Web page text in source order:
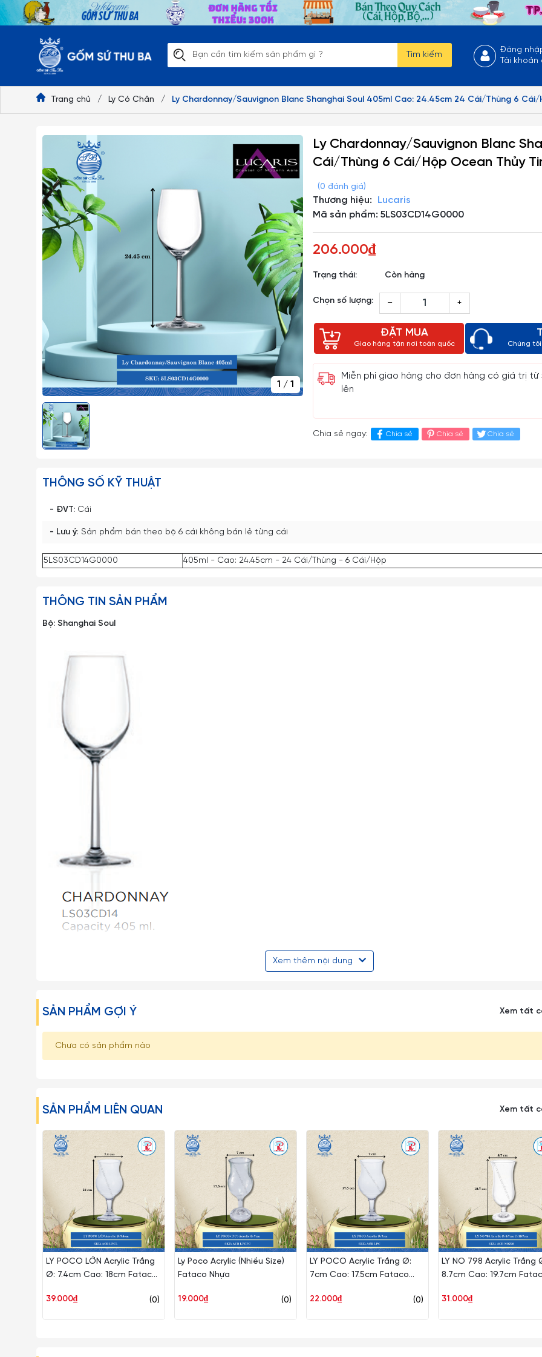
Tìm kiếm
Đăng
Tài khoản
Trang chủ / Ly Có Chân / Ly Chardonnay/Sauvignon Blanc Shanghai Soul 405ml Cao: 24.45cm 24 Cái/Thùng 6
1 /1
Ly Chardonnay/Sauvignon Blanc
Cái/Thùng 6 Cái/Hộp Ocean Thủy
(0 đánh giá)
Thương hiệu:
Lucaris
Mã sản phẩm: 5LS03CD14G0000
206.000₫
Trạng thái: Còn hàng
Chọn số lượng: – +
ĐẶT MUA
Giao hàng tận nơi toàn quốc Chúng
Miễn phí giao hàng cho đơn hàng có giá trị
lên
Chia sẻ ngay: Chia sẻ Chia sẻ Chia sẻ
THÔNG SỐ KỸ THUẬT
- ĐVT: Cái
- Lưu ý: Sản phẩm bán theo bộ 6 cái không bán lẻ từng cái
5LS03CD14G0000 405ml - Cao: 24.45cm - 24 Cái/Thùng - 6 Cái/Hộp
THÔNG TIN SẢN PHẨM
Bộ: Shanghai Soul
Xem thêm nội dung
SẢN PHẨM GỢI Ý Xem tất
Chưa có sản phẩm nào
SẢN PHẨM LIÊN QUAN Xem tất
LY POCO LỚN Acrylic Trắng
Ø: 7.4cm Cao: 18cm Fataco
(0)
39.000₫
Ly Poco Acrylic (Nhiều Size)
Fataco Nhựa
(0)
19.000₫
LY POCO Acrylic Trắng Ø:
7cm Cao: 17.5cm Fataco
(0)
22.000₫
LY NO 798 Acrylic Trắng
8.7cm Cao: 19.7cm
31.000₫